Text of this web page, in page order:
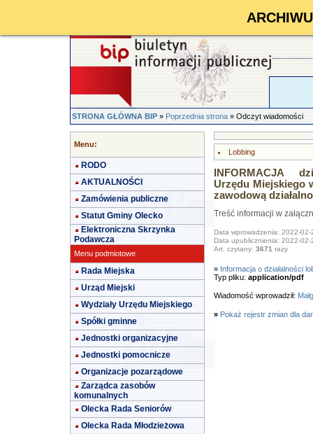
STRONA GŁÓWNA BIP»Poprzednia strona» Odczyt wiadomości
Menu:
RODO
AKTUALNOŚCI
Zamówienia publiczne
Statut Gminy Olecko
Elektroniczna Skrzynka
Podawcza
Menu podmiotowe
Rada Miejska
Urząd Miejski
Wydziały Urzędu Miejskiego
Spółki gminne
Jednostki organizacyjne
Jednostki pomocnicze
Organizacje pozarządowe
Zarządca zasobów
komunalnych
Olecka Rada Seniorów
Olecka Rada Młodzieżowa
Lobbing
INFORMACJA
Urzędu Miejskiego
zawodową
Treść informacji w
Data wprowadzenia: 2022-02-
Data upublicznienia: 2022-02-
Art. czytany: 3671razy
» Informacja o działalności
Typ pliku: application/pdf
Wiadomość wprowadził:
» Pokaż rejestr zmian dla